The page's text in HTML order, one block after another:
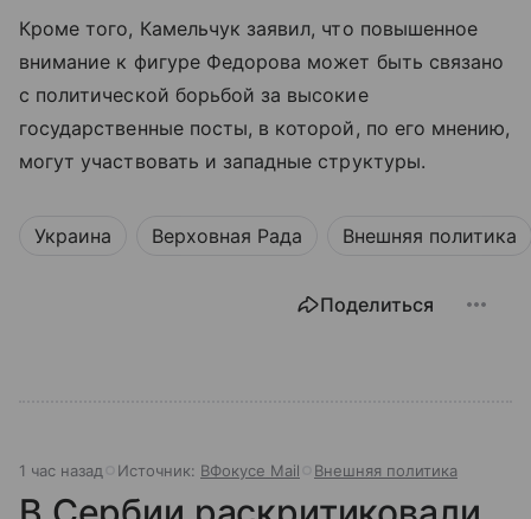
Кроме того, Камельчук заявил, что повышенное
внимание к фигуре Федорова может быть связано
с политической борьбой за высокие
государственные посты, в которой, по его мнению,
могут участвовать и западные структуры.
Украина Верховная Рада Внешняя политика
Поделиться
1 час назад Источник: ВФокусе Mail Внешняя политика